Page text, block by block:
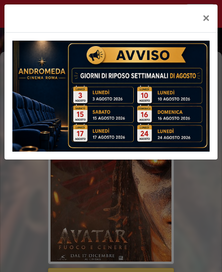
AVATAR: FUOCO E CENERE 3D (3H12')
3D
×